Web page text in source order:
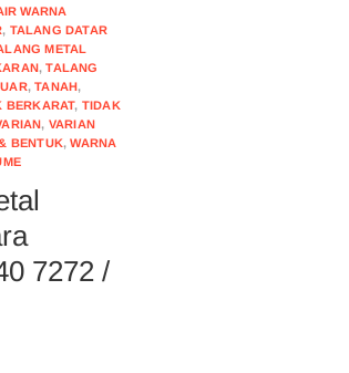
WARNA
, TALANG DATAR
METAL
,TALANG
,TANAH,
BERKARAT, TIDAK
, VARIAN
BENTUK,WARNA
7272 /